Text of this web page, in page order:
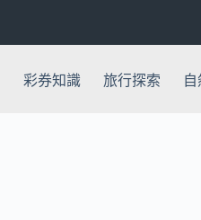
彩券知識 旅行探索